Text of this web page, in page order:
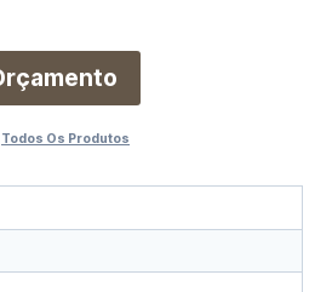
Todos Os Produtos